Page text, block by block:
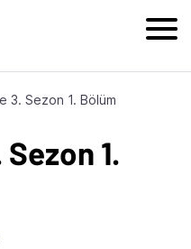
3. Sezon 1. Bölüm
1.